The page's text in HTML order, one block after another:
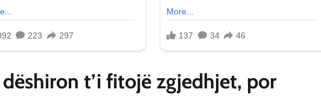
t’i fitojë zgjedhjet, por